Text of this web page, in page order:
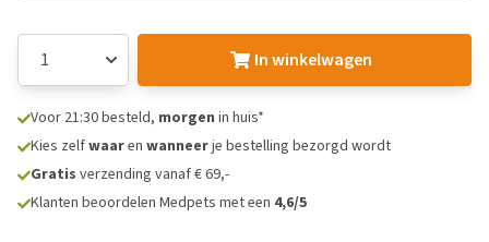
In winkelwagen
Voor 21:30 besteld, morgen in huis*
Kies zelfwaaren wanneerje bestelling bezorgd wordt
Gratis verzending vanaf € 69,-
Klanten beoordelen Medpets met een 4,6/5